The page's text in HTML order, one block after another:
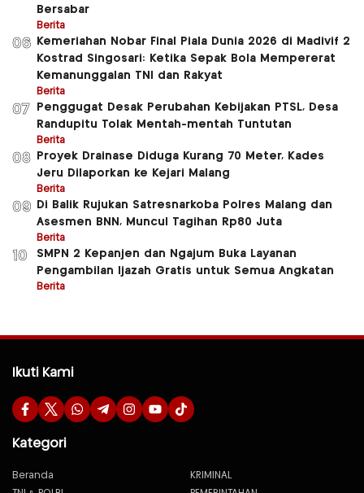
Bersabar
Berita
06
Kemeriahan Nobar Final Piala Dunia 2026 di Madivif 2
Kostrad Singosari: Ketika Sepak Bola Mempererat
Kemanunggalan TNI dan Rakyat
Berita
07
Penggugat Desak Perubahan Kebijakan PTSL, Desa
Randupitu Tolak Mentah-mentah Tuntutan
Berita
08
Proyek Drainase Diduga Kurang 70 Meter, Kades
Jeru Dilaporkan ke Kejari Malang
Berita
09
Di Balik Rujukan Satresnarkoba Polres Malang dan
Asesmen BNN, Muncul Tagihan Rp80 Juta
Berita
10
SMPN 2 Kepanjen dan Ngajum Buka Layanan
Pengambilan Ijazah Gratis untuk Semua Angkatan
Berita
Ikuti Kami
Kategori
Beranda
KRIMINAL